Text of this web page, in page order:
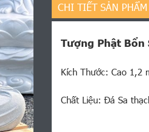
CHI TIẾT SẢN PHẨM
Tượng Phật Bổn
Kích Thước: Cao 1,2
Chất Liệu: Đá Sa